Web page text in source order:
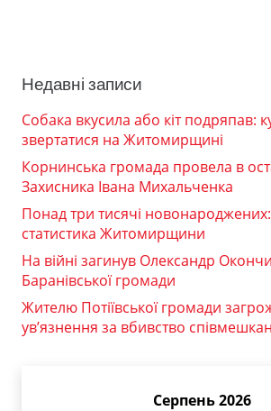
Недавні записи
Собака вкусила або кіт подряпав:
звертатися на Житомирщині
Корнинська громада провела в
Захисника Івана Михальченка
Понад три тисячі
статистика Житомирщини
На війні загинув Олександр
Баранівської громади
Жителю Потіївської громади
ув’язнення за вбивство
Серпень 2026